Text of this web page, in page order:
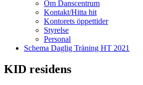
Om Danscentrum
Kontakt/Hitta hit
Kontorets öppettider
Styrelse
Personal
Schema Daglig Träning HT 2021
KID residens